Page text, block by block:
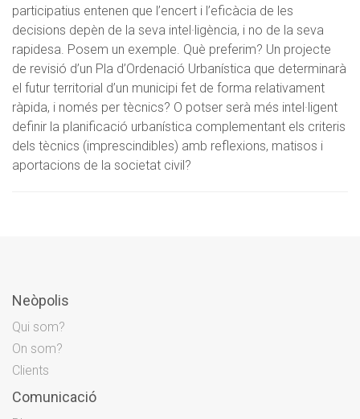
participatius entenen que l’encert i l’eficàcia de les
decisions depèn de la seva intel·ligència, i no de la seva
rapidesa. Posem un exemple. Què preferim? Un projecte
de revisió d’un Pla d’Ordenació Urbanística que determinarà
el futur territorial d’un municipi fet de forma relativament
ràpida, i només per tècnics? O potser serà més intel·ligent
definir la planificació urbanística complementant els criteris
dels tècnics (imprescindibles) amb reflexions, matisos i
aportacions de la societat civil?
Neòpolis
Qui som?
On som?
Clients
Comunicació